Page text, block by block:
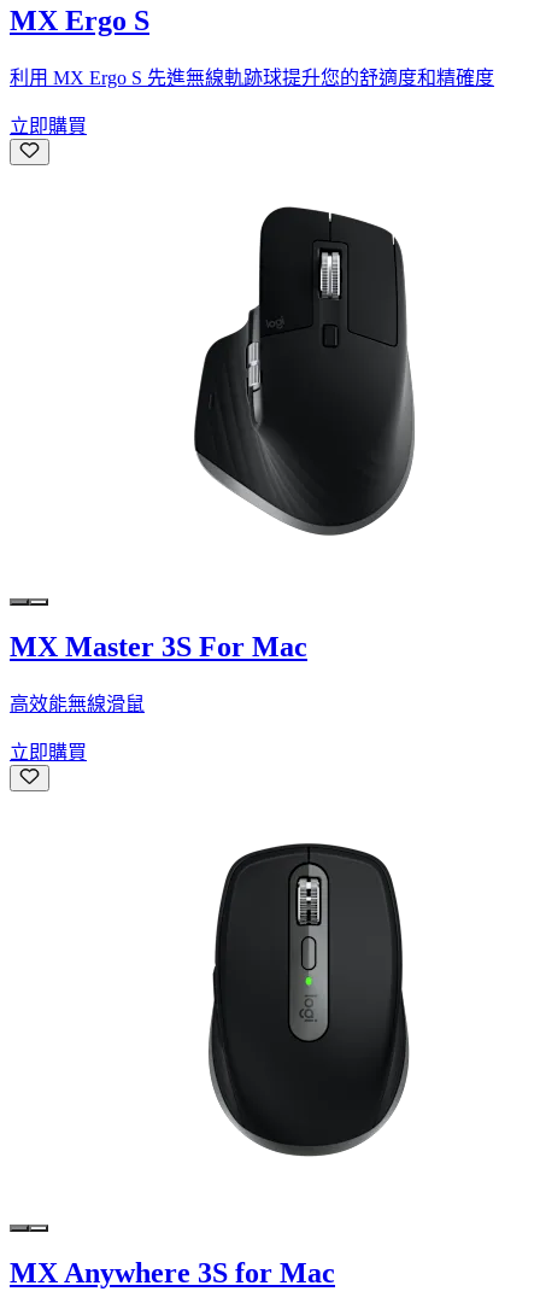
MX Ergo S
利用 MX Ergo S 先進無線軌跡球提升您的舒適度和精確度
立即購買
MX Master 3S For Mac
高效能無線滑鼠
立即購買
MX Anywhere 3S for Mac